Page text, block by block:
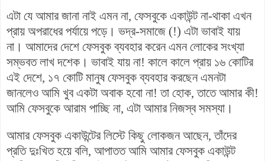
এটা যে আমার জানা নাই এমন না, ফেসবুকে একাউন্ট না-থাকা এখন
প্রায় অপরাধের পর্যায়ে পড়ে। ভদ্র-সমাজে (!) এটা ভাবাই যায়
না। আমাদের দেশে ফেসবুক ব্যবহার করেন এমন লোকের সংখ্যা
সম্ভবত লাখ দশেক। ভাবাই যায় না! কালে কালে প্রায় ১৬ কোটির
এই দেশে, ১৭ কোটি মানুষ ফেসবুক ব্যবহার করছেন এমনটা
জানলেও আমি খুব একটা অবাক হবো না! তা হোক, তাতে আমার কী!
আমি ফেসবুকে আরাম পাচ্ছি না, এটা আমার নিজস্ব সমস্যা।
আমার ফেসবুক একাউন্টের লিস্টে কিছু লোকজন আছেন, তাঁদের
প্রতি দুঃখিত হয়ে বলি, আপাতত আমি আমার ফেসবুক একাউন্ট